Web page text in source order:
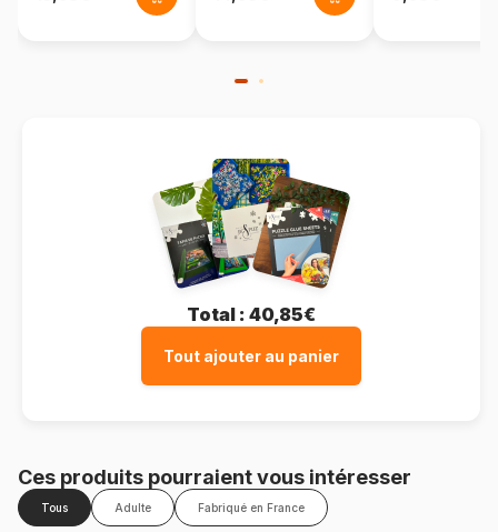
Total : 40,85€
Tout ajouter au panier
Ces produits pourraient vous intéresser
Tous Adulte Fabriqué en France